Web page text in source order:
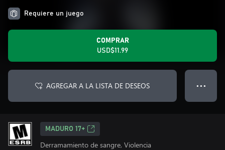
Requiere un juego
COMPRAR
USD$11.99
AGREGAR A LA LISTA DE DESEOS ● ● ●
MADURO 17+
Derramamiento de sangre, Violencia